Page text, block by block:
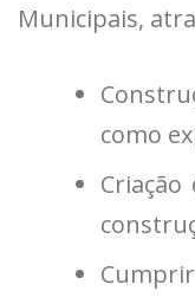
Municipais,
como
Criação